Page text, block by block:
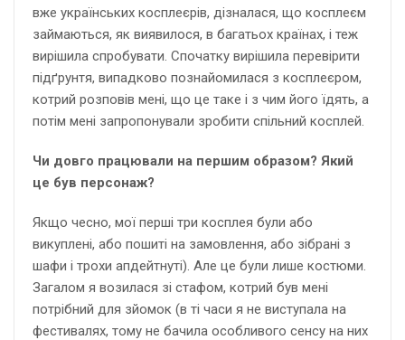
вже українських косплеєрів, дізналася, що косплеєм
займаються, як виявилося, в багатьох країнах, і теж
вирішила спробувати. Спочатку вирішила перевірити
підґрунтя, випадково познайомилася з косплеєром,
котрий розповів мені, що це таке і з чим його їдять, а
потім мені запропонували зробити спільний косплей.
Чи довго працювали на першим образом? Який
це був персонаж?
Якщо чесно, мої перші три косплея були або
викуплені, або пошиті на замовлення, або зібрані з
шафи і трохи апдейтнуті). Але це були лише костюми.
Загалом я возилася зі стафом, котрий був мені
потрібний для зйомок (в ті часи я не виступала на
фестивалях, тому не бачила особливого сенсу на них